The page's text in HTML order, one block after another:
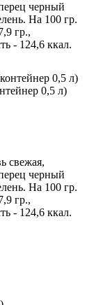
черный
На 100 гр.
гр.,
- 124,6 ккал.
0,5 л)
свежая,
черный
На 100 гр.
гр.,
- 124,6 ккал.